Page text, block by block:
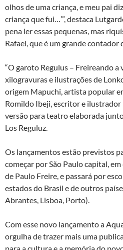
olhos de uma criança, e meu pai
criança que fui…’”, destaca
pena ler essas pequenas, mas
Rafael, que é um grande contador
“O garoto Regulus – Freireando a
xilogravuras e ilustrações de
origem Mapuchi, artista popular
Romildo Ibeji, escritor e ilustrador
versão para teatro elaborada
Los Reguluz.
Os lançamentos estão previstos
começar por São Paulo capital,
de Paulo Freire, e passará por
estados do Brasil e de outros
Abrantes, Lisboa, Porto).
Com esse novo lançamento a
orgulha de trazer mais uma